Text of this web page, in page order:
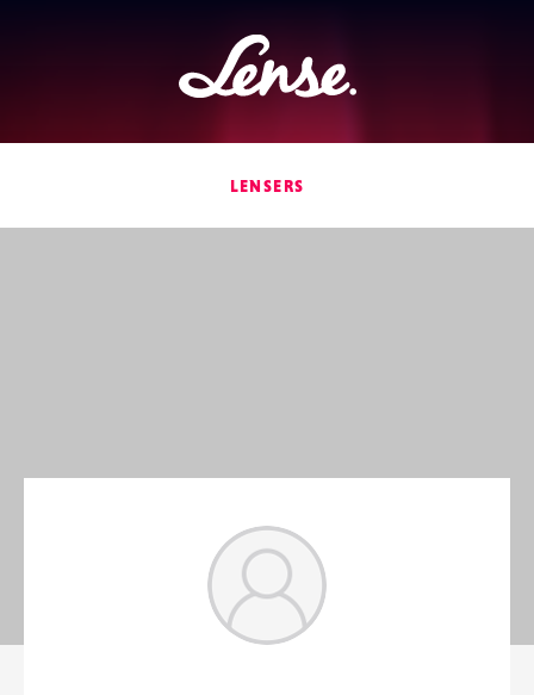
LENSERS